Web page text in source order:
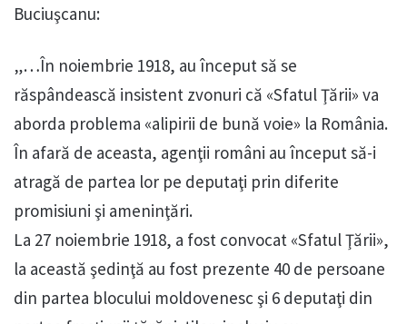
Buciuşcanu:
„…În noiembrie 1918, au început să se
răspândească insistent zvonuri că «Sfatul Ţării» va
aborda problema «alipirii de bună voie» la România.
În afară de aceasta, agenţii români au început să-i
atragă de partea lor pe deputaţi prin diferite
promisiuni şi ameninţări.
La 27 noiembrie 1918, a fost convocat «Sfatul Ţării»,
la această şedinţă au fost prezente 40 de persoane
din partea blocului moldovenesc şi 6 deputaţi din